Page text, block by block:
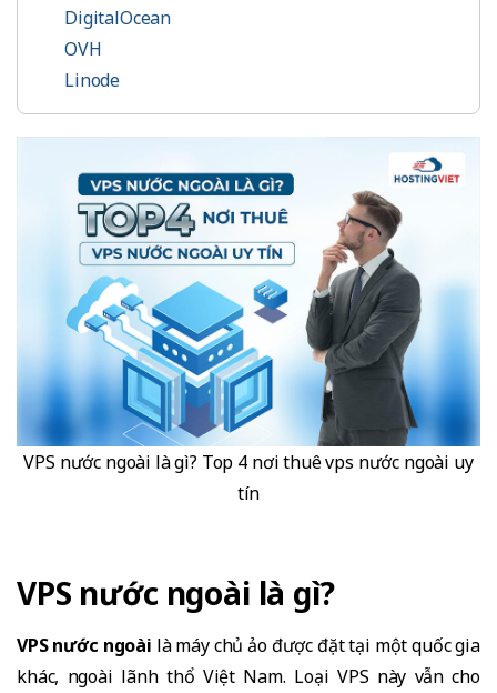
DigitalOcean
OVH
Linode
VPS nước ngoài là gì? Top 4 nơi thuê vps nước ngoài uy
tín
VPS nước ngoài là gì?
VPS nước ngoài là máy chủ ảo được đặt tại một quốc gia
khác, ngoài lãnh thổ Việt Nam. Loại VPS này vẫn cho